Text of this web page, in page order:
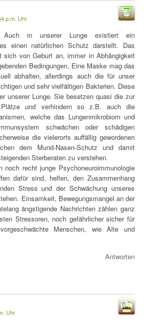
p.m. Uhr
Auch in unserer Lunge existiert ein
einen natürlichen Schutz darstellt. Das
sich von Geburt an, immer in Abhängigkeit
Bedingungen. Eine Maske mag das
abhalten, allerdings auch die für unser
und sehr vielfältigen Bakterien. Diese
unserer Lunge. Sie besetzen quasi die zur
Plätze und verhindern so z.B. auch die
welche das Lungenmikrobiom und
schwächen oder schädigen
die vielerorts auffällig gewordenen
dem Mund-Nasen-Schutz und damit
Sterberaten zu verstehen.
recht junge Psychoneuroimmunologie
dafür sind, helfen, den Zusammenhang
Stress und der Schwächung unseres
Einsamkeit, Bewegungsmangel an der
ängstigende Nachrichten zählen ganz
Stressoren, noch gefährlicher sicher für
Menschen, wie Alte und
Antworten
Uhr